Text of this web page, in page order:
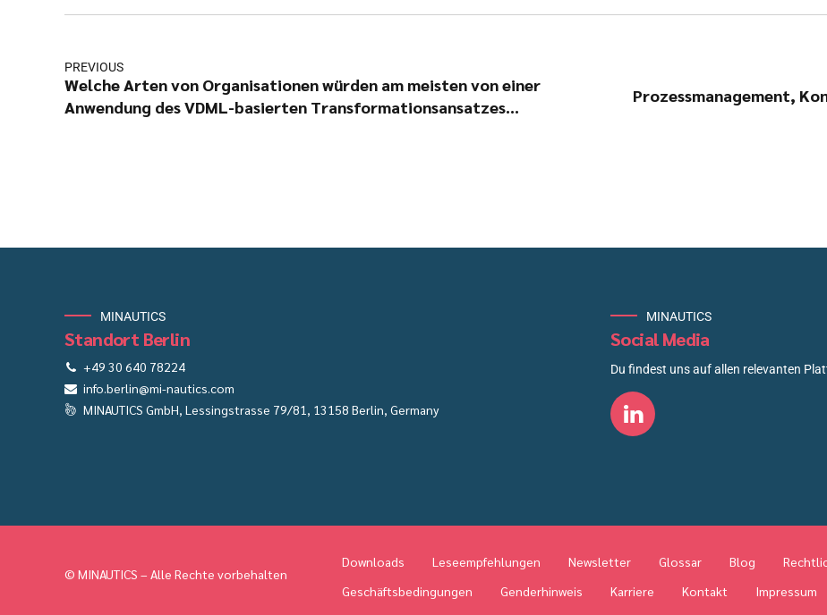
PREVIOUS
Welche Arten von Organisationen würden am meisten von einer
Anwendung des VDML-basierten Transformationsansatzes
Prozessmanagement,
MINAUTICS
Standort Berlin
+49 30 640 78224
info.berlin@mi-nautics.com
MINAUTICS GmbH, Lessingstrasse 79/81, 13158 Berlin, Germany
MINAUTICS
Social Media
Du findest uns auf allen relevanten
© MINAUTICS – Alle Rechte vorbehalten
Downloads Leseempfehlungen Newsletter Glossar Blog
Geschäftsbedingungen
Genderhinweis Karriere Kontakt Impressum